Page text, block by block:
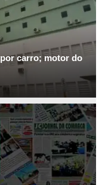
carro; motor do